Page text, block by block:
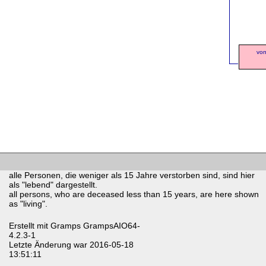
alle Personen, die weniger als 15 Jahre verstorben sind, sind hier
als "lebend" dargestellt.
all persons, who are deceased less than 15 years, are here shown
as "living".
Erstellt mit Gramps GrampsAIO64-
4.2.3-1
Letzte Änderung war 2016-05-18
13:51:11